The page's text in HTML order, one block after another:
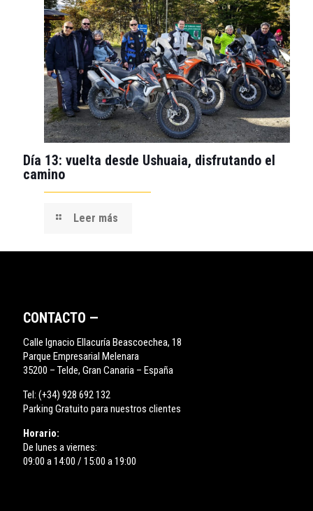
Día 13: vuelta desde Ushuaia, disfrutando el
camino
Leer más
CONTACTO —
Calle Ignacio Ellacuría Beascoechea, 18
Parque Empresarial Melenara
35200 – Telde, Gran Canaria – España
Tel: (+34) 928 692 132
Parking Gratuito para nuestros clientes
Horario:
De lunes a viernes:
09:00 a 14:00 / 15:00 a 19:00